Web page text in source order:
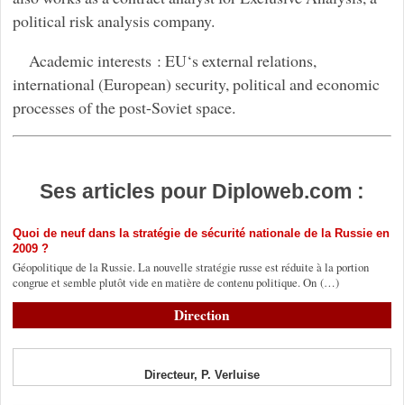
political risk analysis company.
Academic interests : EU‘s external relations,
international (European) security, political and economic
processes of the post-Soviet space.
Ses articles pour Diploweb.com :
Quoi de neuf dans la stratégie de sécurité nationale de la Russie en
2009 ?
Géopolitique de la Russie. La nouvelle stratégie russe est réduite à la portion
congrue et semble plutôt vide en matière de contenu politique. On (…)
Direction
Directeur, P. Verluise